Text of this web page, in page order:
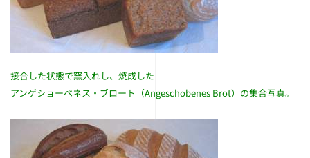
接合した状態で窯入れし、焼成した
アンゲショーベネス・ブロート（Angeschobenes Brot）の集合写真。